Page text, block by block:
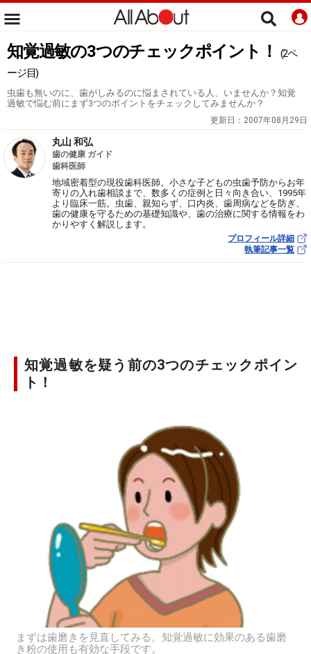
知覚過敏の3つのチェックポイント！
(2ペ
ージ目)
虫歯も無いのに、歯がしみるのに悩まされている人、いませんか？知覚
過敏で悩む前にまず3つのポイントをチェックしてみませんか？
更新日： 2007年08月29日
丸山 和弘
歯の健康 ガイド
歯科医師
地域密着型の現役歯科医師。小さな子どもの虫歯予防からお年
寄りの入れ歯相談まで、数多くの症例と日々向き合い、1995年
より臨床一筋。虫歯、親知らず、口内炎、歯周病などを防ぎ、
歯の健康を守るための基礎知識や、歯の治療に関する情報をわ
かりやすく解説します。
プロフィール詳細
執筆記事一覧
知覚過敏を疑う前の3つのチェックポイン
ト！
まずは歯磨きを見直してみる。知覚過敏に効果のある歯磨
き粉の使用も有効な手段です。